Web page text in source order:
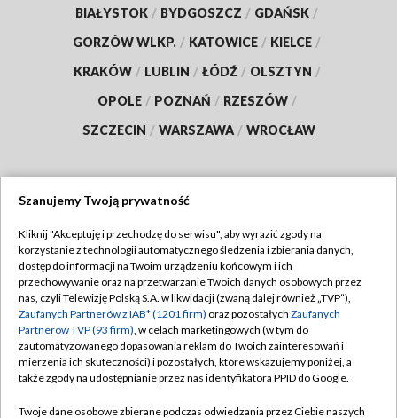
BIAŁYSTOK / BYDGOSZCZ / GDAŃSK /
GORZÓW WLKP. / KATOWICE / KIELCE /
KRAKÓW / LUBLIN / ŁÓDŹ / OLSZTYN /
OPOLE / POZNAŃ / RZESZÓW /
SZCZECIN / WARSZAWA / WROCŁAW
TVP
Abonament TVP
Emisja w TVP
Centrum informacji TVP
Naziemna Telewizja Cyfrowa
Regulamin TVP
Polityka prywatności
Moje zgody
Pomoc
Szanujemy Twoją prywatność
Kliknij "Akceptuję i przechodzę do serwisu", aby wyrazić zgody na
korzystanie z technologii automatycznego śledzenia i zbierania danych,
dostęp do informacji na Twoim urządzeniu końcowym i ich
przechowywanie oraz na przetwarzanie Twoich danych osobowych przez
nas, czyli Telewizję Polską S.A. w likwidacji (zwaną dalej również „TVP”),
Zaufanych Partnerów z IAB* (1201 firm) oraz pozostałych Zaufanych
Partnerów TVP (93 firm), w celach marketingowych (w tym do
zautomatyzowanego dopasowania reklam do Twoich zainteresowań i
mierzenia ich skuteczności) i pozostałych, które wskazujemy poniżej, a
także zgody na udostępnianie przez nas identyfikatora PPID do Google.
Twoje dane osobowe zbierane podczas odwiedzania przez Ciebie naszych